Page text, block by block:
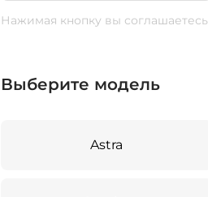
Нажимая кнопку вы соглашаетесь
Выберите модель
Astra